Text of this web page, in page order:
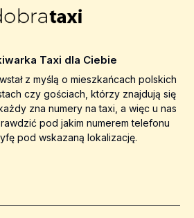
Taxi dla Ciebie
z myślą o mieszkańcach polskich
czy gościach, którzy znajdują się
zna numery na taxi, a więc u nas
pod jakim numerem telefonu
pod wskazaną lokalizację.